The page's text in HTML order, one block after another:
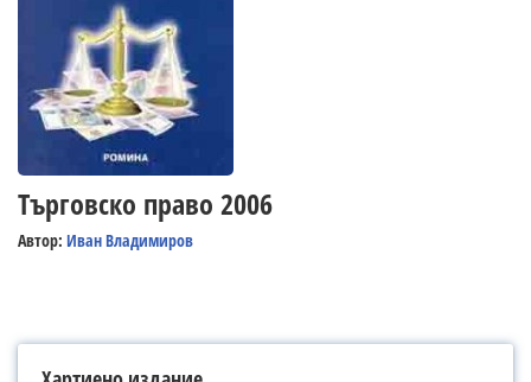
Търговско право 2006
Автор: Иван Владимиров